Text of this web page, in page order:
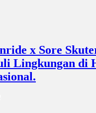
x Sore
Lingkungan di